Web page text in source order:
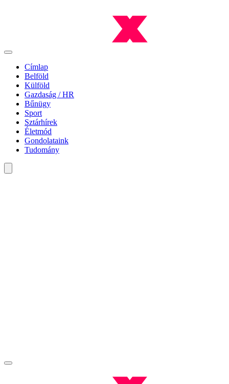
Címlap
Belföld
Külföld
Gazdaság / HR
Bűnügy
Sport
Sztárhírek
Életmód
Gondolataink
Tudomány